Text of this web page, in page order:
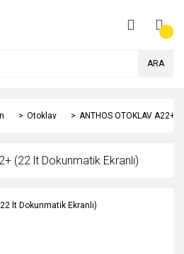
ARA
Otoklav ANTHOS OTOKLAV A22+
(22 lt Dokunmatik Ekranlı)